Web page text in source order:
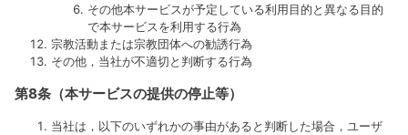
その他本サービスが予定している利用目的と異なる目的
で本サービスを利用する行為
宗教活動または宗教団体への勧誘行為
その他，当社が不適切と判断する行為
第8条（本サービスの提供の停止等）
当社は，以下のいずれかの事由があると判断した場合，ユーザ